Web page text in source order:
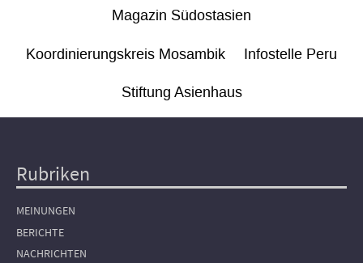
Magazin Südostasien
Koordinierungskreis Mosambik Infostelle Peru
Stiftung Asienhaus
Hauptnavigation
Rubriken
MEINUNGEN
BERICHTE
NACHRICHTEN